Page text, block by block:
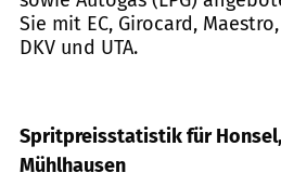
Sie mit EC, Girocard,
DKV und UTA.
Spritpreisstatistik für
Mühlhausen